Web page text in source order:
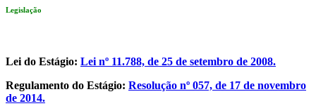
Legislação
Lei do Estágio: Lei nº 11.788, de 25 de setembro de 2008.
Regulamento do Estágio: Resolução nº 057, de 17 de novembro
de 2014.